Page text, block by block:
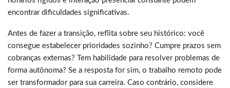
encontrar dificuldades significativas.
Antes de fazer a transição, reflita sobre seu histórico: você
consegue estabelecer prioridades sozinho? Cumpre prazos sem
cobranças externas? Tem habilidade para resolver problemas de
forma autônoma? Se a resposta for sim, o trabalho remoto pode
ser transformador para sua carreira. Caso contrário, considere